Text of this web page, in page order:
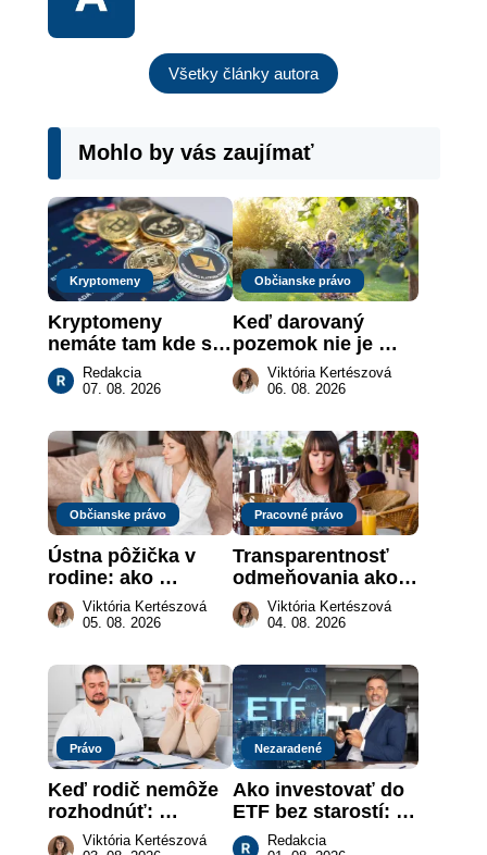
Všetky články autora
Mohlo by vás zaujímať
Kryptomeny
Kryptomeny
nemáte tam kde si
myslíte: Viete, kde
sa naozaj
Redakcia
07. 08. 2026
Občianske právo
Keď darovaný
pozemok nie je
„hotová vec“: kedy
môže darca žiadať
Viktória Kertészová
06. 08. 2026
Občianske právo
Ústna pôžička v
rodine: ako
vymôcť peniaze,
keď na papieri nie
Viktória Kertészová
05. 08. 2026
Pracovné právo
Transparentnosť
odmeňovania ako
právna povinnosť:
revolúcia na
práce
Viktória Kertészová
04. 08. 2026
Právo
Keď rodič nemôže
rozhodnúť:
nahradenie prejavu
Viktória Kertészová
Nezaradené
Ako investovať do
ETF bez starostí:
Investičné plány,
Redakcia